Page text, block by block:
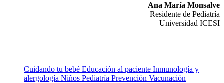
Ana María Monsalve
Residente de Pediatría
Universidad ICESI
Cuidando tu bebé Educación al paciente Inmunología y
alergología Niños Pediatría Prevención Vacunación